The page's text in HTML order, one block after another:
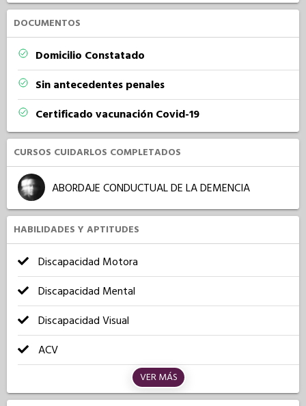
DOCUMENTOS
Domicilio Constatado
Sin antecedentes penales
Certificado vacunación Covid-19
CURSOS CUIDARLOS COMPLETADOS
ABORDAJE CONDUCTUAL DE LA DEMENCIA
HABILIDADES Y APTITUDES
Discapacidad Motora
Discapacidad Mental
Discapacidad Visual
ACV
VER MÁS